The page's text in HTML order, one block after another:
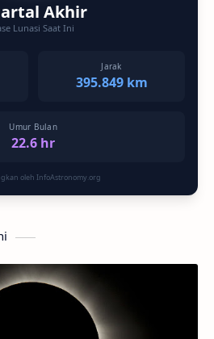
Akhir
Lunasi Saat Ini
Jarak
395.849 km
Umur Bulan
22.6 hr
oleh InfoAstronomy.org